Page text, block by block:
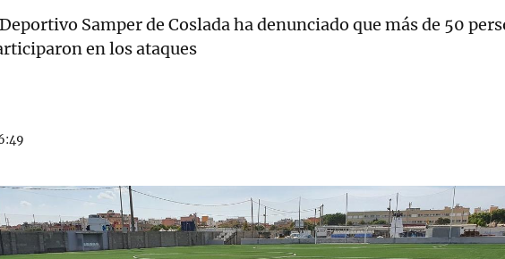
Samper de Coslada ha denunciado que más de 50
en los ataques